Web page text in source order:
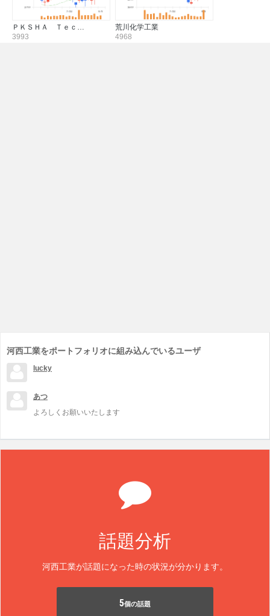
ＰＫＳＨＡ Ｔｅｃ…
3993
荒川化学工業
4968
河西工業をポートフォリオに組み込んでいるユーザ
lucky
あつ
よろしくお願いいたします
話題分析
河西工業が話題になった時の状況が分かります。
5個の話題